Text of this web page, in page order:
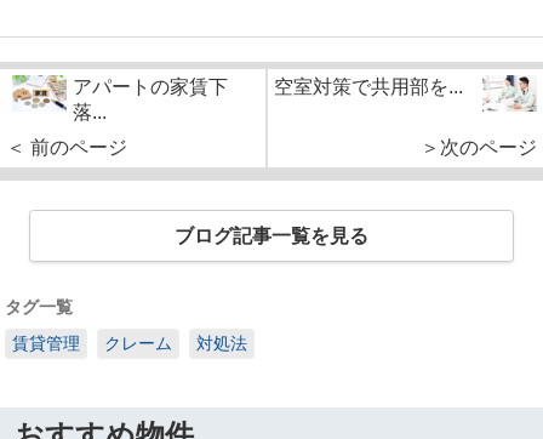
アパートの家賃下
落...
＜ 前のページ
空室対策で共用部を...
＞次のページ
ブログ記事一覧を見る
タグ一覧
賃貸管理
クレーム 対処法